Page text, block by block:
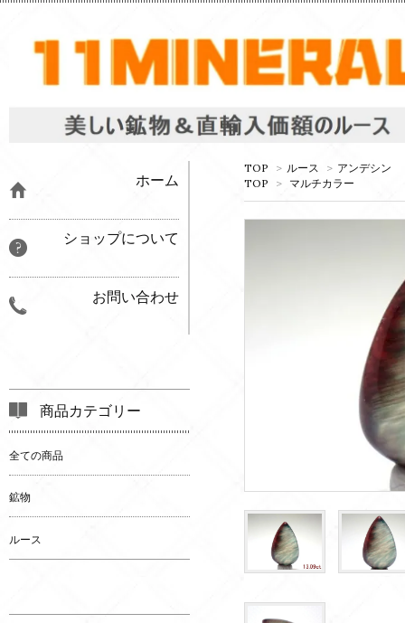
TOP > ルース > アンデシン
TOP
> マルチカラー
ホーム
ショップについて
お問い合わせ
商品カテゴリー
全ての商品
鉱物
ルース